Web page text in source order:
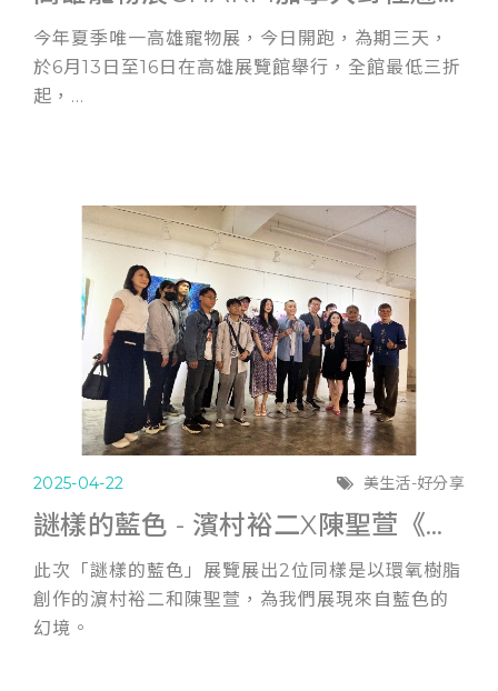
今年夏季唯一高雄寵物展，今日開跑，為期三天，
於6月13日至16日在高雄展覽館舉行，全館最低三折
起，...
2025-04-22 美生活-好分享
謎樣的藍色 - 濱村裕二X陳聖萱《雙人展》
此次「謎樣的藍色」展覽展出2位同樣是以環氧樹脂
創作的濵村裕二和陳聖萱，為我們展現來自藍色的
幻境。